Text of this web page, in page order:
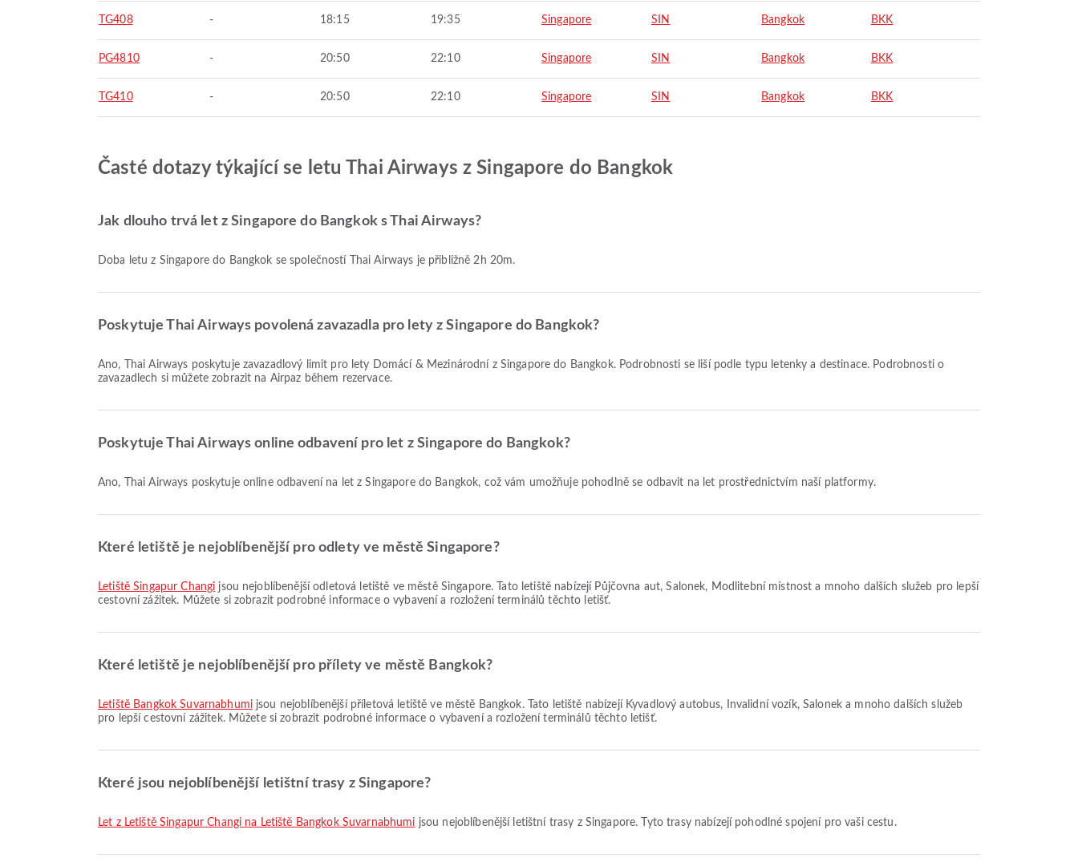
TG408 - 18:15 19:35 Singapore SIN Bangkok BKK
PG4810 - 20:50 22:10 Singapore SIN Bangkok BKK
TG410 - 20:50 22:10 Singapore SIN Bangkok BKK
Časté dotazy týkající se letu Thai Airways z Singapore do Bangkok
Jak dlouho trvá let z Singapore do Bangkok s Thai Airways?
Doba letu z Singapore do Bangkok se společností Thai Airways je přibližně 2h 20m.
Poskytuje Thai Airways povolená zavazadla pro lety z Singapore do Bangkok?
Ano, Thai Airways poskytuje zavazadlový limit pro lety Domácí & Mezinárodní z Singapore do Bangkok. Podrobnosti se liší podle typu letenky a destinace. Podrobnosti o
zavazadlech si můžete zobrazit na Airpaz během rezervace.
Poskytuje Thai Airways online odbavení pro let z Singapore do Bangkok?
Ano, Thai Airways poskytuje online odbavení na let z Singapore do Bangkok, což vám umožňuje pohodlně se odbavit na let prostřednictvím naší platformy.
Které letiště je nejoblíbenější pro odlety ve městě Singapore?
Letiště Singapur Changi jsou nejoblíbenější odletová letiště ve městě Singapore. Tato letiště nabízejí Půjčovna aut, Salonek, Modlitební místnost a mnoho dalších služeb pro lepší
cestovní zážitek. Můžete si zobrazit podrobné informace o vybavení a rozložení terminálů těchto letišť.
Které letiště je nejoblíbenější pro přílety ve městě Bangkok?
Letiště Bangkok Suvarnabhumijsou nejoblíbenější příletová letiště ve městě Bangkok. Tato letiště nabízejí Kyvadlový autobus, Invalidní vozík, Salonek a mnoho dalších služeb
pro lepší cestovní zážitek. Můžete si zobrazit podrobné informace o vybavení a rozložení terminálů těchto letišť.
Které jsou nejoblíbenější letištní trasy z Singapore?
let z Letiště Singapur Changi na Letiště Bangkok Suvarnabhumi jsou nejoblíbenější letištní trasy z Singapore. Tyto trasy nabízejí pohodlné spojení pro vaši cestu.